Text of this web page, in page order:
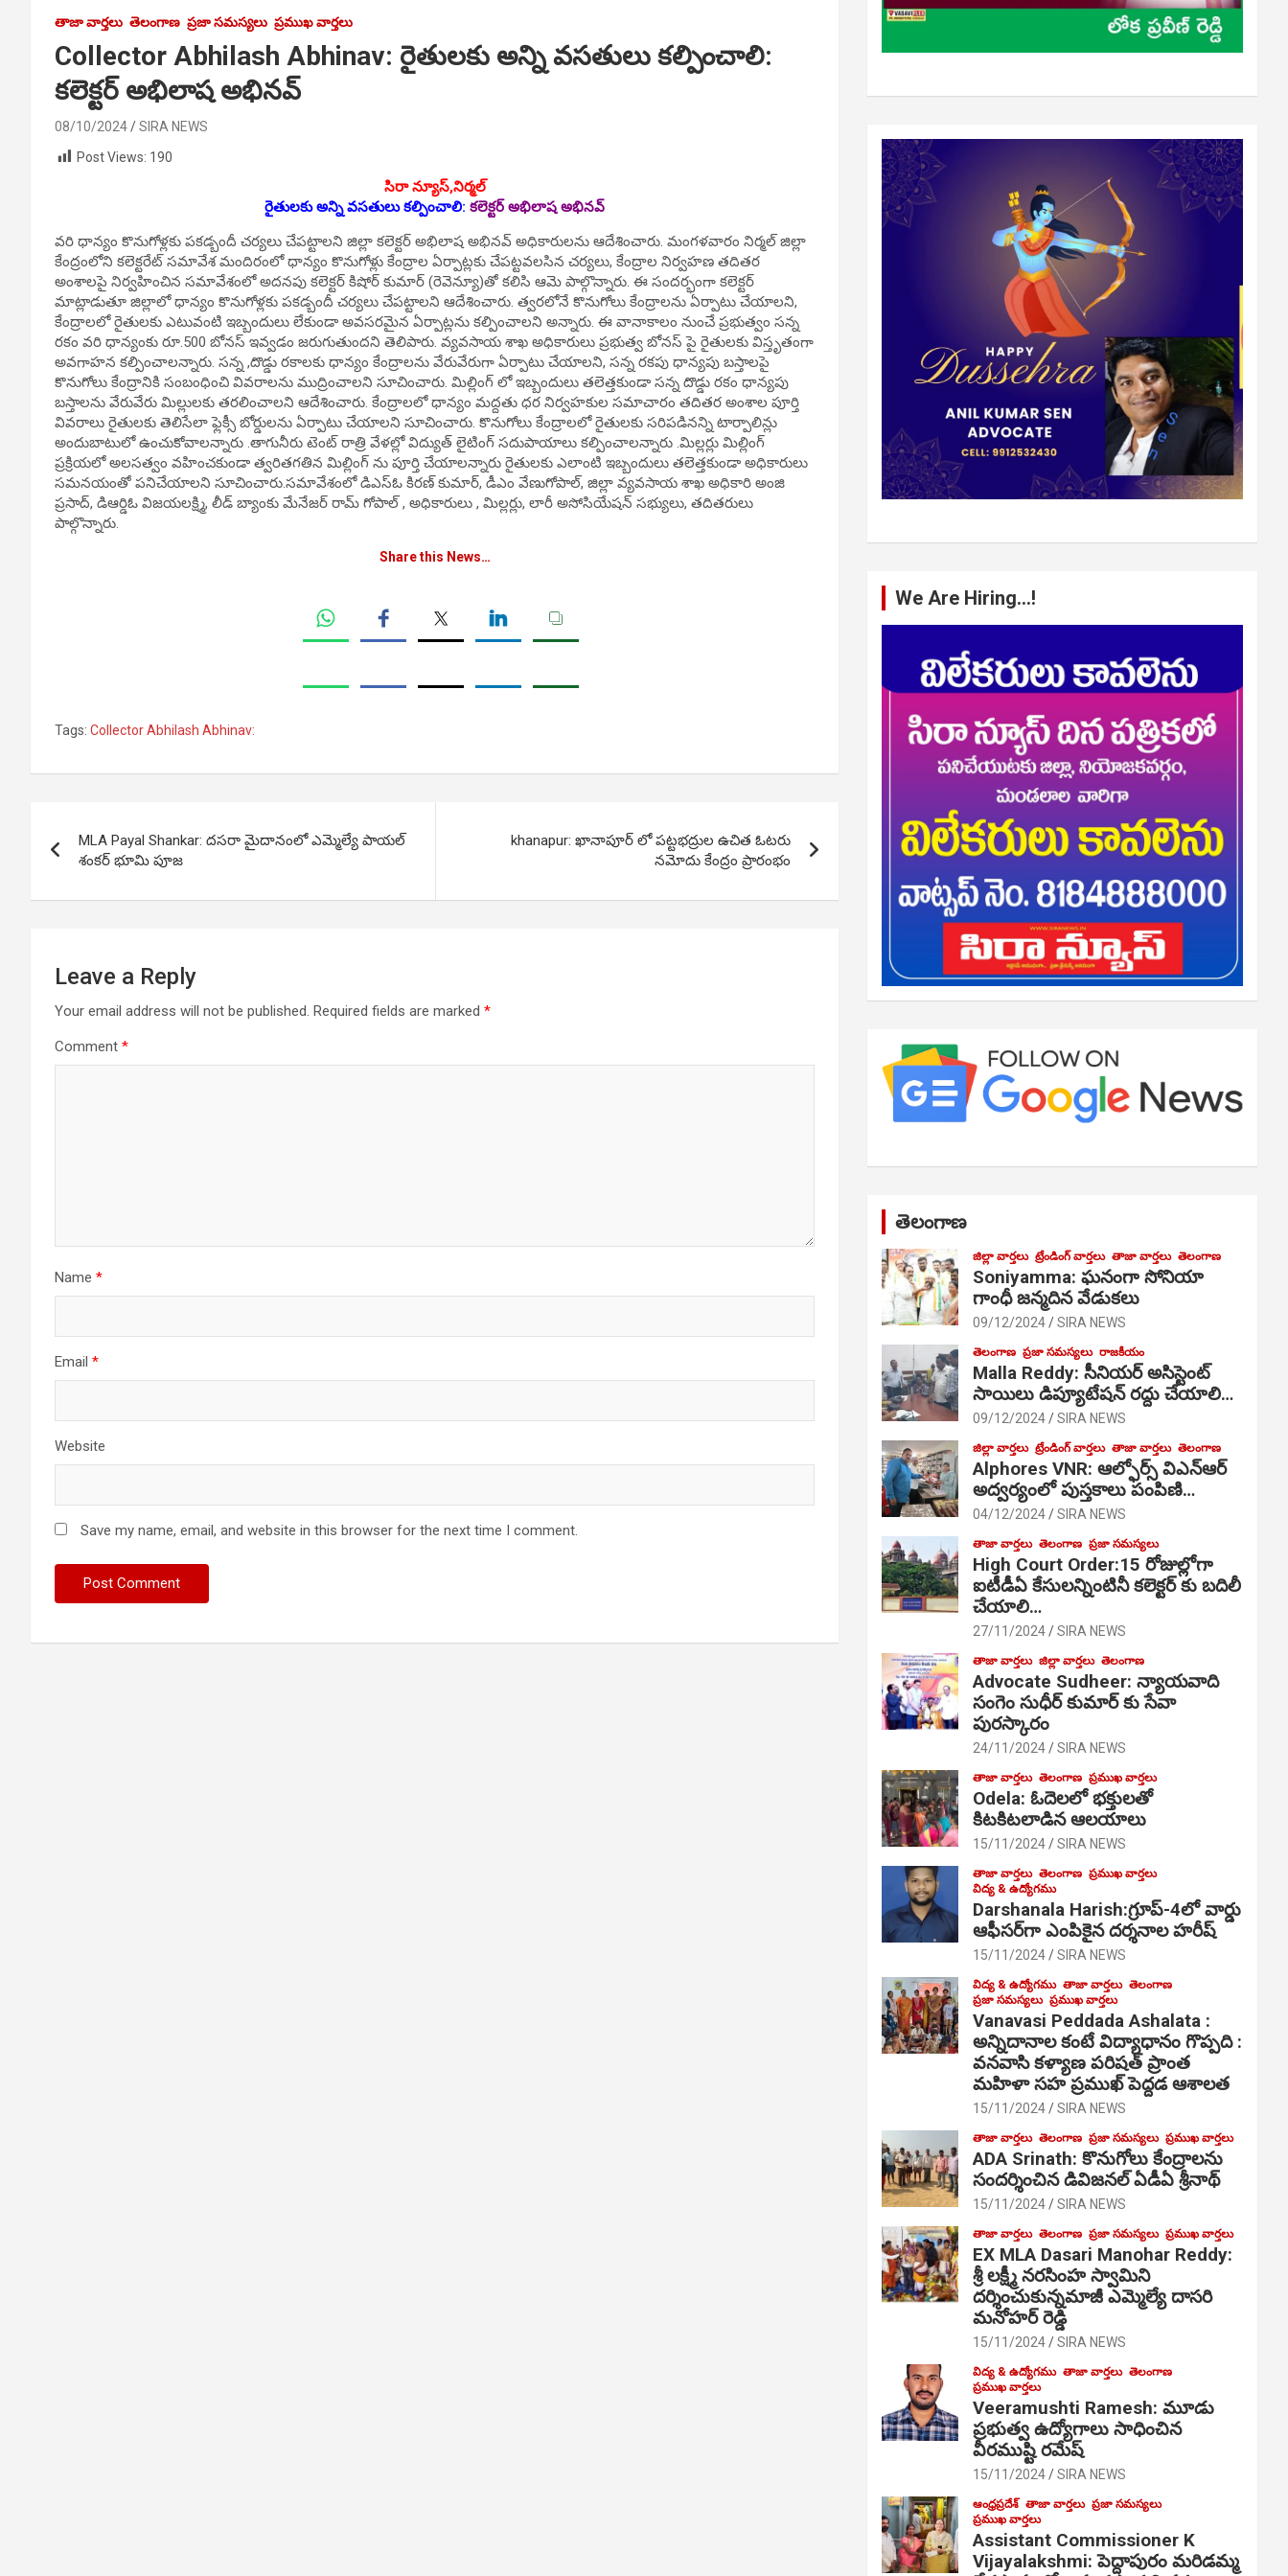
తాజా వార్తలు తెలంగాణ ప్రజా సమస్యలు ప్రముఖ వార్తలు
Collector Abhilash Abhinav: రైతులకు అన్ని వసతులు కల్పించాలి:
కలెక్టర్ అభిలాష అభినవ్
08/10/2024
SIRA NEWS
Post Views: 190
సిరా న్యూస్,నిర్మల్
రైతులకు అన్ని వసతులు కల్పించాలి: కలెక్టర్ అభిలాష అభినవ్
వరి ధాన్యం కొనుగోళ్లకు పకడ్బందీ చర్యలు చేపట్టాలని జిల్లా కలెక్టర్ అభిలాష అభినవ్ అధికారులను ఆదేశించారు. మంగ‌ళ‌వారం నిర్మ‌ల్ జిల్లా
కేంద్రంలోని కలెక్టరేట్ సమావేశ మందిరంలో ధాన్యం కొనుగోళ్లు కేంద్రాల ఏర్పాట్లకు చేపట్టవలసిన చర్యలు, కేంద్రాల నిర్వహణ తదితర
అంశాలపై నిర్వహించిన సమావేశంలో అదనపు కలెక్టర్ కిషోర్ కుమార్ (రెవెన్యూ)తో కలిసి ఆమె పాల్గొన్నారు. ఈ సందర్భంగా కలెక్టర్
మాట్లాడుతూ జిల్లాలో ధాన్యం కొనుగోళ్లకు పకడ్బందీ చర్యలు చేపట్టాలని ఆదేశించారు. త్వరలోనే కొనుగోలు కేంద్రాలను ఏర్పాటు చేయాలని,
కేంద్రాలలో రైతులకు ఎటువంటి ఇబ్బందులు లేకుండా అవసరమైన ఏర్పాట్లను కల్పించాలని అన్నారు. ఈ వానాకాలం నుంచే ప్రభుత్వం సన్న
రకం వరి ధాన్యంకు రూ.500 బోనస్ ఇవ్వడం జరుగుతుందని తెలిపారు. వ్యవసాయ శాఖ అధికారులు ప్రభుత్వ బోనస్ పై రైతులకు విస్తృతంగా
అవగాహన కల్పించాలన్నారు. సన్న ,దొడ్డు రకాలకు ధాన్యం కేంద్రాలను వేరువేరుగా ఏర్పాటు చేయాలని, సన్న రకపు ధాన్యపు బస్తాలపై
కొనుగోలు కేంద్రానికి సంబంధించి వివరాలను ముద్రించాలని సూచించారు. మిల్లింగ్ లో ఇబ్బందులు తలెత్తకుండా సన్న దొడ్డు రకం ధాన్యపు
బస్తాలను వేరువేరు మిల్లులకు తరలించాలని ఆదేశించారు. కేంద్రాలలో ధాన్యం మద్దతు ధర నిర్వహకుల సమాచారం తదితర అంశాల పూర్తి
వివరాలు రైతులకు తెలిసేలా ఫ్లెక్సీ బోర్డులను ఏర్పాటు చేయాలని సూచించారు. కొనుగోలు కేంద్రాలలో రైతులకు సరిపడినన్ని టార్పాలిన్లు
అందుబాటులో ఉంచుకోవాలన్నారు .తాగునీరు టెంట్ రాత్రి వేళల్లో విద్యుత్ లైటింగ్ సదుపాయాలు కల్పించాలన్నారు .మిల్లర్లు మిల్లింగ్
ప్రక్రియలో అలసత్వం వహించకుండా త్వరితగతిన మిల్లింగ్ ను పూర్తి చేయాలన్నారు రైతులకు ఎలాంటి ఇబ్బందులు తలెత్తకుండా అధికారులు
సమనయంతో పనిచేయాలని సూచించారు.సమావేశంలో డిఎస్ఓ కిరణ్ కుమార్, డీఎం వేణుగోపాల్, జిల్లా వ్యవసాయ శాఖ అధికారి అంజి
ప్రసాద్, డిఆర్డిఓ విజయలక్ష్మి, లీడ్ బ్యాంకు మేనేజర్ రామ్ గోపాల్ , అధికారులు , మిల్లర్లు, లారీ అసోసియేషన్ సభ్యులు, తదితరులు
పాల్గొన్నారు.
Share this News…
Tags: Collector Abhilash Abhinav:
navigation
MLA Payal Shankar: ద‌స‌రా మైదానంలో ఎమ్మెల్యే పాయల్
శంకర్ భూమి పూజ‌
khanapur: ఖానాపూర్ లో పట్టభద్రుల ఉచిత ఓటరు
న‌మోదు కేంద్రం ప్రారంభం
Leave a Reply
Your email address will not be published. Required fields are marked *
Comment *
Name *
Email *
Website
Save my name, email, and website in this browser for the next time I comment.
We Are Hiring…!
తెలంగాణ
జిల్లా వార్తలు ట్రేండింగ్ వార్తలు తాజా వార్తలు తెలంగాణ
Soniyamma: ఘ‌నంగా సోనియా
గాంధీ జ‌న్మ‌దిన వేడుక‌లు
09/12/2024 SIRA NEWS
తెలంగాణ ప్రజా సమస్యలు రాజకీయం
Malla Reddy: సీనియర్ అసిస్టెంట్
సాయిలు డిప్యూటేషన్ రద్దు చేయాలి…
09/12/2024 SIRA NEWS
జిల్లా వార్తలు ట్రేండింగ్ వార్తలు తాజా వార్తలు తెలంగాణ
Alphores VNR: ఆల్ఫోర్స్ విఎన్ఆర్
అద్వర్యంలో పుస్తకాలు పంపిణి…
04/12/2024 SIRA NEWS
తాజా వార్తలు తెలంగాణ ప్రజా సమస్యలు
High Court Order:15 రోజుల్లోగా
ఐటీడీఏ కేసులన్నింటినీ కలెక్టర్ కు బదిలీ
చేయాలి…
27/11/2024 SIRA NEWS
తాజా వార్తలు జిల్లా వార్తలు తెలంగాణ
Advocate Sudheer: న్యాయవాది
సంగెం సుధీర్ కుమార్ కు సేవా
పురస్కారం
24/11/2024 SIRA NEWS
తాజా వార్తలు తెలంగాణ ప్రముఖ వార్తలు
Odela: ఓదెల‌లో భక్తులతో
కిటకిటలాడిన ఆల‌యాలు
15/11/2024 SIRA NEWS
తాజా వార్తలు తెలంగాణ ప్రముఖ వార్తలు
విద్య & ఉద్యోగము
Darshanala Harish:గ్రూప్-4లో వార్డు
ఆఫీసర్‌గా ఎంపికైన దర్శనాల హరీష్
15/11/2024 SIRA NEWS
విద్య & ఉద్యోగము తాజా వార్తలు తెలంగాణ
ప్రజా సమస్యలు ప్రముఖ వార్తలు
Vanavasi Peddada Ashalata :
అన్నిదానాల కంటే విద్యాధానం గొప్పది :
వనవాసి కళ్యాణ పరిషత్ ప్రాంత
మహిళా సహ ప్రముఖ్ పెద్దడ ఆశాలత
15/11/2024 SIRA NEWS
తాజా వార్తలు తెలంగాణ ప్రజా సమస్యలు ప్రముఖ వార్తలు
ADA Srinath: కొనుగోలు కేంద్రాల‌ను
సంద‌ర్శించిన డివిజనల్ ఏడీఏ శ్రీనాథ్
15/11/2024 SIRA NEWS
తాజా వార్తలు తెలంగాణ ప్రజా సమస్యలు ప్రముఖ వార్తలు
EX MLA Dasari Manohar Reddy:
శ్రీ లక్ష్మీ నరసింహ స్వామిని
దర్శించుకున్నమాజీ ఎమ్మెల్యే దాసరి
మనోహర్ రెడ్డి
15/11/2024 SIRA NEWS
విద్య & ఉద్యోగము తాజా వార్తలు తెలంగాణ
ప్రముఖ వార్తలు
Veeramushti Ramesh: మూడు
ప్రభుత్వ ఉద్యోగాలు సాధించిన
వీరముష్టి రమేష్
15/11/2024 SIRA NEWS
ఆంధ్రప్రదేశ్ తాజా వార్తలు ప్రజా సమస్యలు
ప్రముఖ వార్తలు
Assistant Commissioner K
Vijayalakshmi: పెద్దాపురం మరిడమ్మ